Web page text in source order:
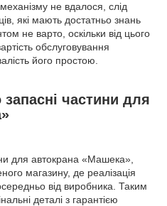
механізму не вдалося, слід
які мають достатньо знань
не варто, оскільки від цього
обслуговування
його простою.
частини для
для автокрана «Машека»,
магазину, де реалізація
від виробника. Таким
деталі з гарантією